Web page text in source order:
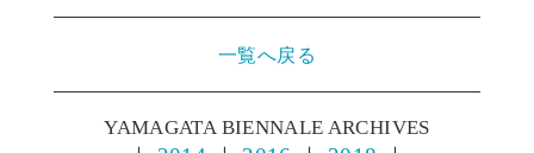
一覧へ戻る
YAMAGATA BIENNALE ARCHIVES